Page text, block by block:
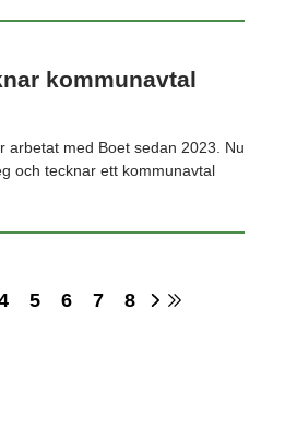
kommunavtal
arbetat med Boet sedan 2023. Nu
och tecknar ett kommunavtal
5 6 7 8